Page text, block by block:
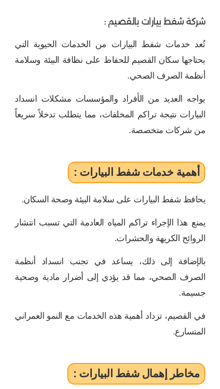
شركة شفط بيارات بالقصيم :
تُعد خدمات شفط البيارات من الخدمات الحيوية التي
يحتاجها سكان القصيم للحفاظ على نظافة البيئة وسلامة
أنظمة الصرف الصحي.
يواجه العديد من الأفراد والمؤسسات مشكلات انسداد
البيارات نتيجة تراكم المخلفات، مما يتطلب تدخلاً سريعاً
من شركات متخصصة.
أهمية خدمات شفط البيارات :
يحافظ شفط البيارات على سلامة البيئة وصحة السكان.
يمنع هذا الإجراء تراكم المياه العادمة التي تسبب انتشار
الروائح الكريهة والحشرات.
بالإضافة إلى ذلك، يساعد في تجنب انسداد أنظمة
الصرف الصحي، مما قد يؤدي إلى أضرار مادية وصحية
جسيمة.
في القصيم، تزداد أهمية هذه الخدمات مع النمو العمراني
المتسارع.
مخاطر إهمال شفط البيارات :